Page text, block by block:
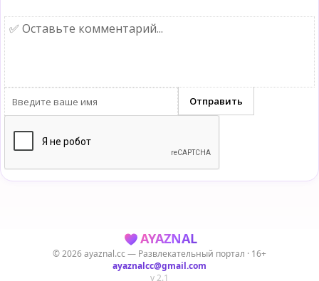
AYAZNAL
© 2026 ayaznal.cc — Развлекательный портал · 16+
ayaznalcc@gmail.com
v 2.1